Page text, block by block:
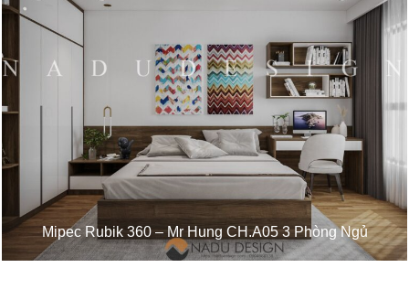
Mipec Rubik 360 – Mr Hung CH.A05 3 Phòng Ngủ